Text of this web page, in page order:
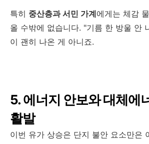
특히 중산층과 서민 가계에게는 체감
올 수밖에 없습니다. "기름 한 방울 안
이 괜히 나온 게 아니죠.
5. 에너지 안보와 대체에
활발
이번 유가 상승은 단지 불안 요소만은